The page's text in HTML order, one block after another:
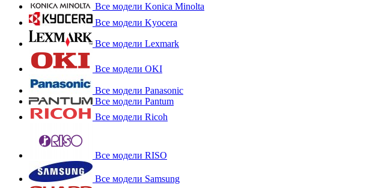
Все модели Konica Minolta
Все модели Kyocera
Все модели Lexmark
Все модели OKI
Все модели Panasonic
Все модели Pantum
Все модели Ricoh
Все модели RISO
Все модели Samsung